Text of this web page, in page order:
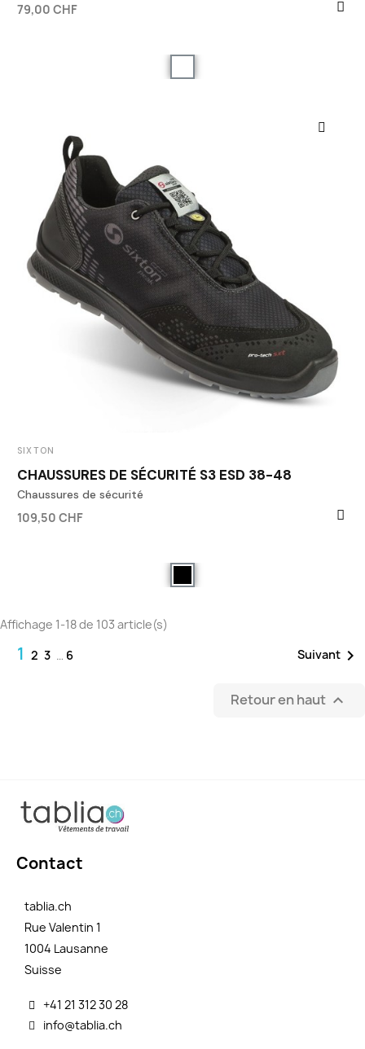
79,00 CHF
SIXTON
CHAUSSURES DE SÉCURITÉ S3 ESD 38-48
Chaussures de sécurité
109,50 CHF
Affichage 1-18 de 103 article(s)
1 2 3 … 6 Suivant 
Retour en haut 
Contact
tablia.ch
Rue Valentin 1
1004 Lausanne
Suisse
+41 21 312 30 28
info@tablia.ch